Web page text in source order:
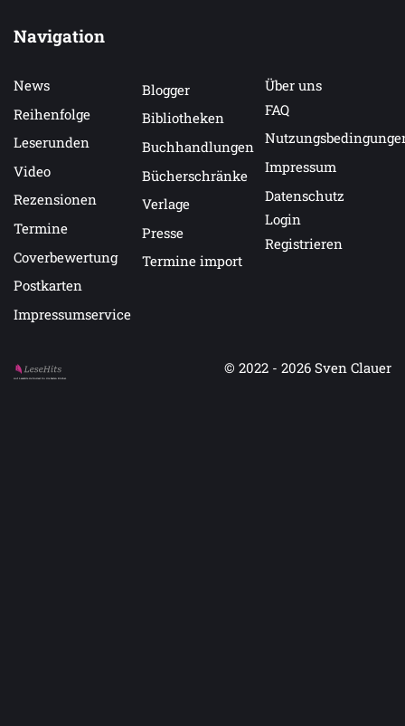
Navigation
News
Reihenfolge
Leserunden
Video
Rezensionen
Termine
Coverbewertung
Postkarten
Impressumservice
Blogger
Bibliotheken
Buchhandlungen
Bücherschränke
Verlage
Presse
Termine import
Über uns
FAQ
Impressum
Datenschutz
Login
Registrieren
Auf LeseHits.de findest Du die besten Bücher.
© 2022 - 2026 Sven Clauer